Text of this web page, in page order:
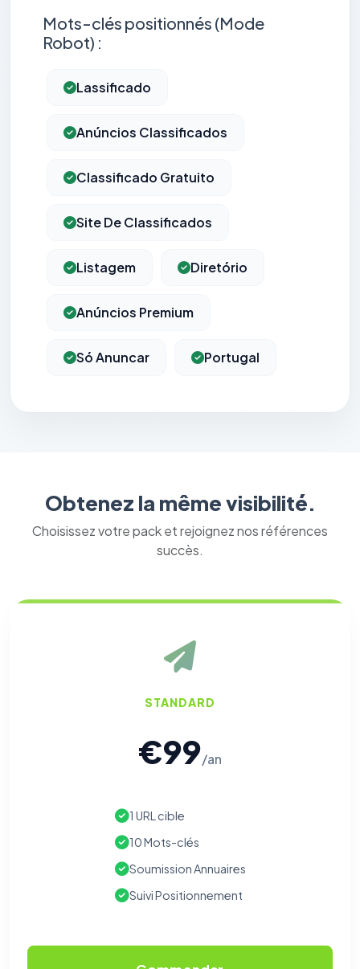
Mots-clés positionnés (Mode
Robot) :
Lassificado
Anúncios Classificados
Classificado Gratuito
Site De Classificados
Listagem Diretório
Anúncios Premium
Só Anuncar Portugal
Obtenez la même visibilité.
Choisissez votre pack et rejoignez nos références
succès.
STANDARD
€99/an
1 URL cible
10 Mots-clés
Soumission Annuaires
Suivi Positionnement